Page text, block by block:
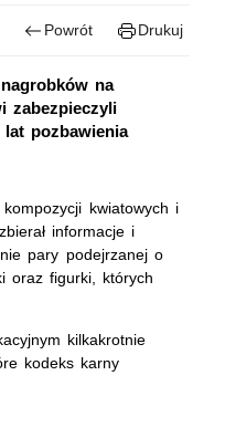
Powrót Drukuj
na
zabezpieczyli
pozbawienia
kwiatowych i
informacje i
pary podejrzanej o
oraz figurki, których
kilkakrotnie
kodeks karny